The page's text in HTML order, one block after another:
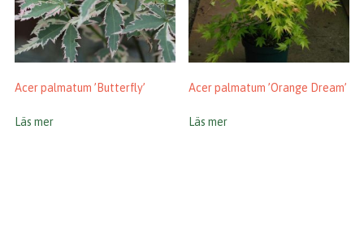
Acer palmatum ’Butterfly’
Läs mer
Acer palmatum ’Orange Dream’
Läs mer